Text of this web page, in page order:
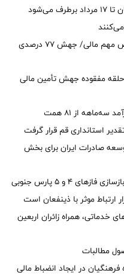
جایگاه نخست بانك ملت در 10 شاخص مهم مالی/ جهش 77 درصدی
مفقوده جهش تأمین مالی
استانداری قم قرار گرفت
توسعه صادرات ایران برای بخش
۴ و ۵ پارس جنوبی
ارتباط موثر با ذینفعان است
خدماتی، همراه زائران اربعین
مطالبات
در ایجاد انضباط مالی